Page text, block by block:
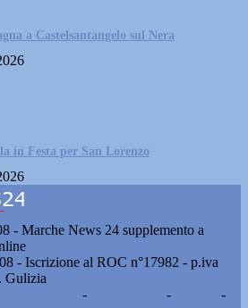
a Castelsantangelo sul Nera
in Festa per San Lorenzo
- Marche News 24 supplemento a
- Iscrizione al ROC n°17982 - p.iva
Gulizia
- -
-